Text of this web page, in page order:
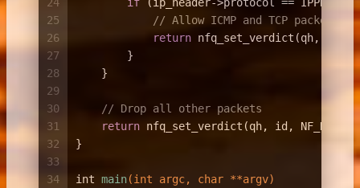
25
26
27
28
29
30
31
32
33
34
// Allow ICMP and TCP packets
return nfq_set_verdict(qh, id,
        }
    }
// Drop all other packets
return nfq_set_verdict(qh, id, NF_DROP,
}
int main(int argc, char **argv)